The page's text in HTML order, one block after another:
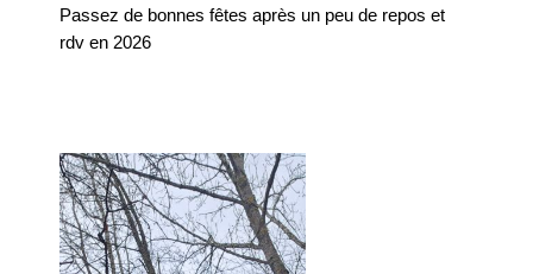
Passez de bonnes fêtes après un peu de repos et
rdv en 2026